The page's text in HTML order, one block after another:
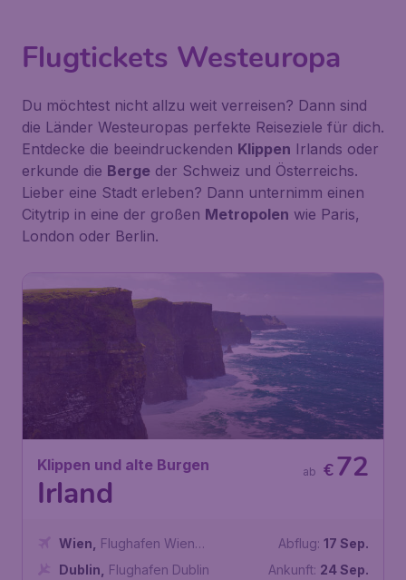
Flugtickets Westeuropa
Du möchtest nicht allzu weit verreisen? Dann sind
die Länder Westeuropas perfekte Reiseziele für dich.
Entdecke die beeindruckenden Klippen Irlands oder
erkunde die Berge der Schweiz und Österreichs.
Lieber eine Stadt erleben? Dann unternimm einen
Citytrip in eine der großen Metropolen wie Paris,
London oder Berlin.
Klippen und alte Burgen
Irland
€72
ab
Wien
Flughafen Wien
Schwechat
Dublin Flughafen Dublin
Abflug: 17 Sep.
Ankunft: 24 Sep.